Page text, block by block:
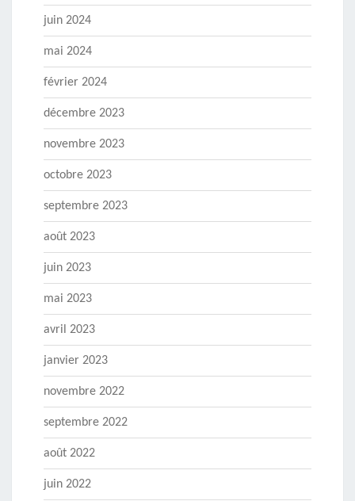
juin 2024
mai 2024
février 2024
décembre 2023
novembre 2023
octobre 2023
septembre 2023
août 2023
juin 2023
mai 2023
avril 2023
janvier 2023
novembre 2022
septembre 2022
août 2022
juin 2022